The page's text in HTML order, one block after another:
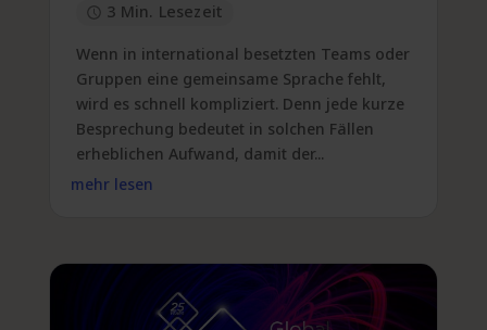
3 Min. Lesezeit
Wenn in international besetzten Teams oder
Gruppen eine gemeinsame Sprache fehlt,
wird es schnell kompliziert. Denn jede kurze
Besprechung bedeutet in solchen Fällen
erheblichen Aufwand, damit der...
mehr lesen